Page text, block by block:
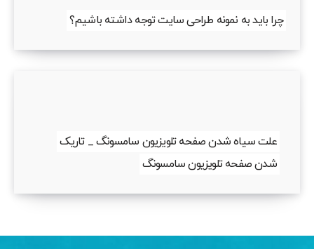
چرا باید به نمونه طراحی سایت توجه داشته باشیم؟
علت سیاه شدن صفحه تلویزیون سامسونگ _ تاریک
شدن صفحه تلویزیون سامسونگ